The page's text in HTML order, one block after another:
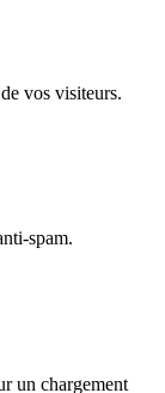
vos visiteurs.
spam.
un chargement